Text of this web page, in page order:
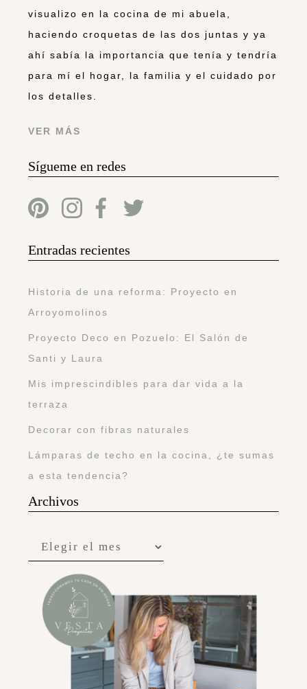
visualizo en la cocina de mi abuela,
haciendo croquetas de las dos juntas y ya
ahí sabía la importancia que tenía y tendría
para mí el hogar, la familia y el cuidado por
los detalles.
VER MÁS
Sígueme en redes
Entradas recientes
Historia de una reforma: Proyecto en
Arroyomolinos
Proyecto Deco en Pozuelo: El Salón de
Santi y Laura
Mis imprescindibles para dar vida a la
terraza
Decorar con fibras naturales
Lámparas de techo en la cocina, ¿te sumas
a esta tendencia?
Archivos